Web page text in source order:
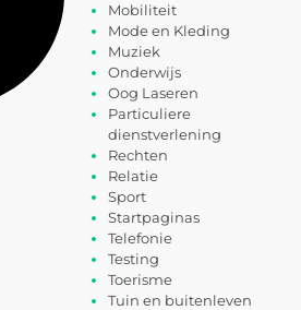
Mobiliteit
Mode en Kleding
Muziek
Onderwijs
Oog Laseren
Particuliere
dienstverlening
Rechten
Relatie
Sport
Startpaginas
Telefonie
Testing
Toerisme
Tuin en buitenleven